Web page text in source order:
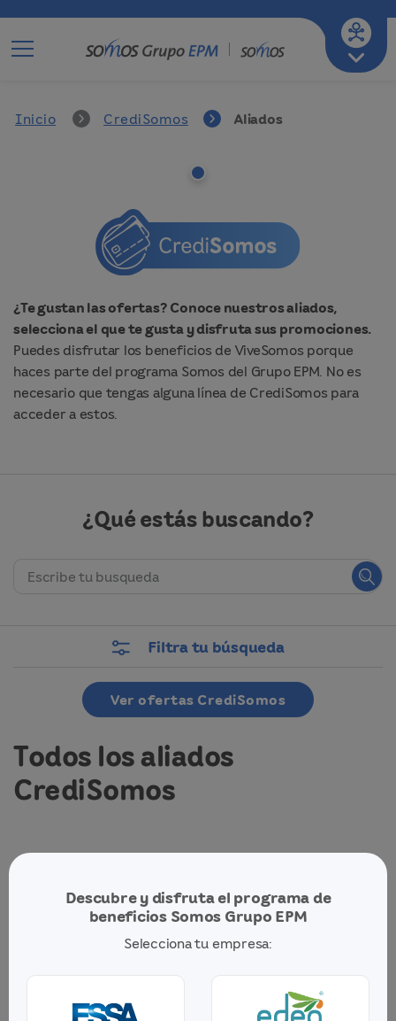
Ir a mi empresa de servicios
Descubre y disfruta el programa de
beneficios Somos Grupo EPM
Selecciona tu empresa:
Inicio CrediSomos Aliados
¿Te gustan las ofertas? Conoce nuestros aliados,
selecciona el que te gusta y disfruta sus promociones.
Puedes disfrutar los beneficios de ViveSomos porque
haces parte del programa Somos del Grupo EPM. No es
necesario que tengas alguna línea de CrediSomos para
acceder a estos.
¿Qué estás buscando?
Todos los aliados
CrediSomos
Filtra tu búsqueda
Ver ofertas CrediSomos